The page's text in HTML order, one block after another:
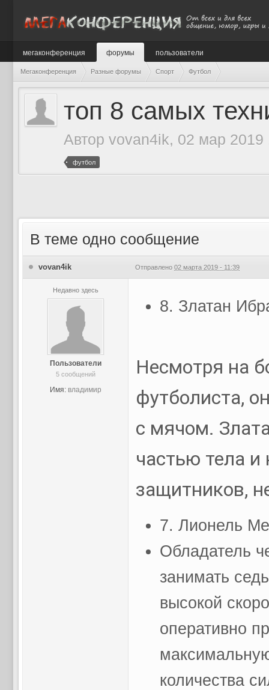
мегаконференция форумы пользователи
Мегаконференция Разные форумы Спорт Футбол
топ 8 самых
Автор vovan4ik, 02 мар 2019
футбол
В теме одно сообщение
vovan4ik Отправлено 02 марта 2019 - 11:39
Недавно здесь
Пользователи
5 сообщений
Имя: владимир
8. Златан
Несмотря на
футболиста,
с мячом.
частью тела
защитников,
7. Лионель
Обладатель
занимать
высокой
оперативно
количества